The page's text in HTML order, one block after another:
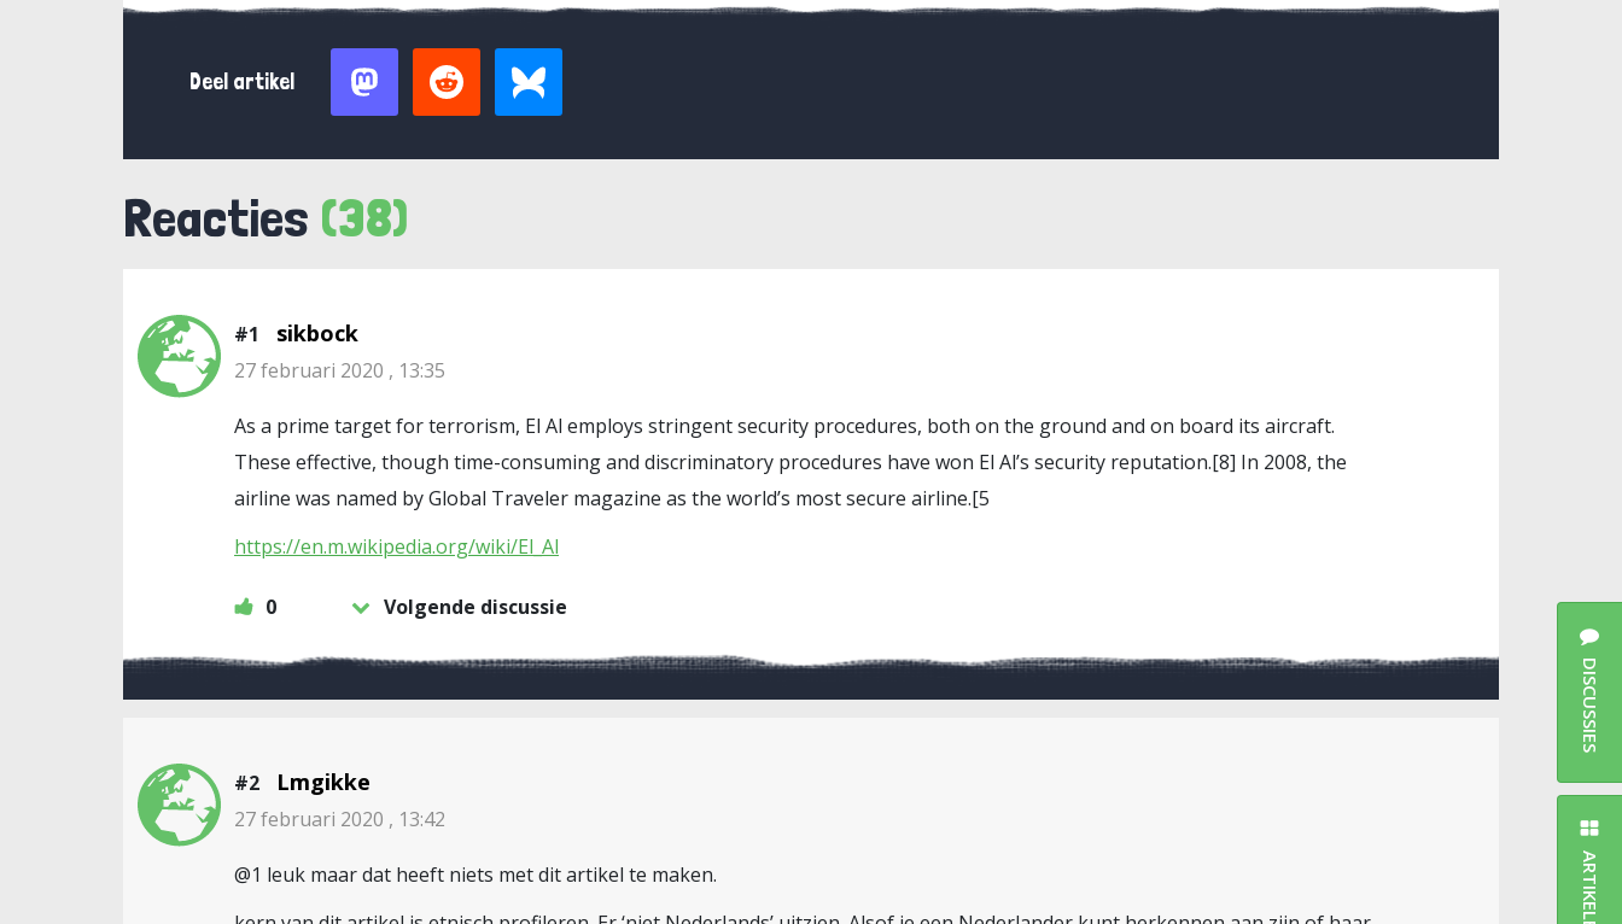
Deel artikel
Reacties (38)
#1 sikbock
27 februari 2020 , 13:35
As a prime target for terrorism, El Al employs stringent security procedures, both on the ground and on board its aircraft.
These effective, though time-consuming and discriminatory procedures have won El Al’s security reputation.[8] In 2008, the
airline was named by Global Traveler magazine as the world’s most secure airline.[5
https://en.m.wikipedia.org/wiki/El_Al
0 Volgende discussie
#2 Lmgikke
27 februari 2020 , 13:42
@1 leuk maar dat heeft niets met dit artikel te maken.
DISCUSSIES
ARTIKELEN